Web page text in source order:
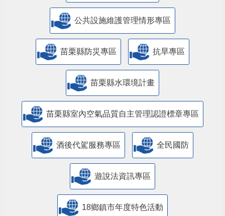
​公共設施維護管理情形專區
苗栗縣防災專區 抗旱專區
苗栗縣水環境計畫
苗栗縣室內空氣品質自主管理認證標章專區
酒後代駕服務專區 全民國防
遊說法資訊專區
18鄉鎮市年度特色活動